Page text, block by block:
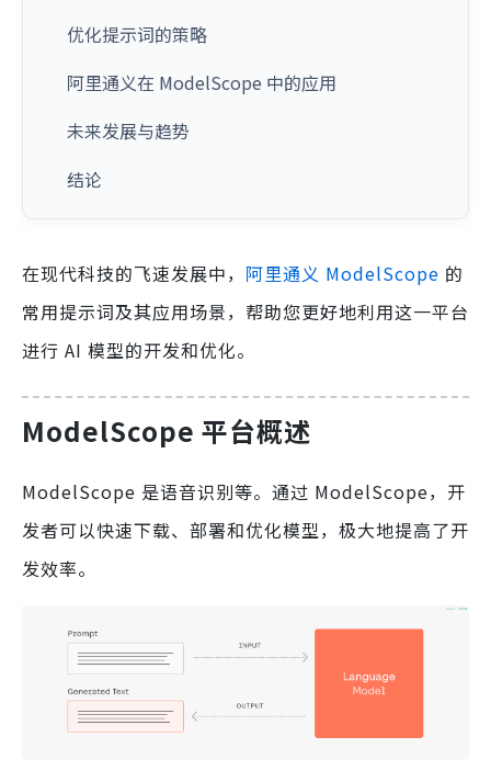
优化提示词的策略
阿里通义在 ModelScope 中的应用
未来发展与趋势
结论
在现代科技的飞速发展中， 阿里通义 ModelScope 的
常用提示词及其应用场景，帮助您更好地利用这一平台
进行 AI 模型的开发和优化。
ModelScope 平台概述
ModelScope 是语音识别等。通过 ModelScope，开
发者可以快速下载、部署和优化模型，极大地提高了开
发效率。